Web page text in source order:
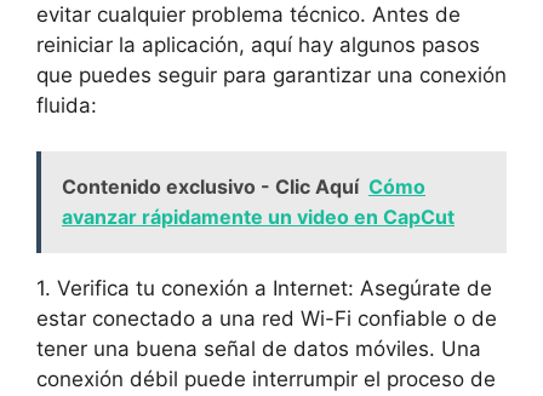
evitar cualquier problema técnico. Antes de
reiniciar la aplicación, aquí hay algunos pasos
que⁤ puedes seguir para‌ garantizar ​una conexión⁢
fluida:
Contenido exclusivo - Clic Aquí Cómo
avanzar rápidamente un video en CapCut
1. Verifica tu conexión ​a Internet: Asegúrate de​
estar⁣ conectado ‌a una​ red Wi-Fi confiable‍ o de
tener ⁢una buena ⁤señal de datos móviles. Una
conexión débil puede interrumpir el proceso de